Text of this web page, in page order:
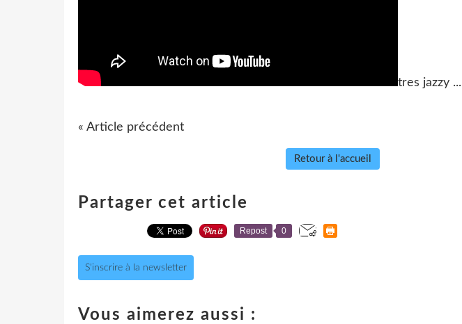
tres jazzy ...
« Article précédent
Retour à l'accueil
Partager cet article
Repost 0
S'inscrire à la newsletter
Vous aimerez aussi :